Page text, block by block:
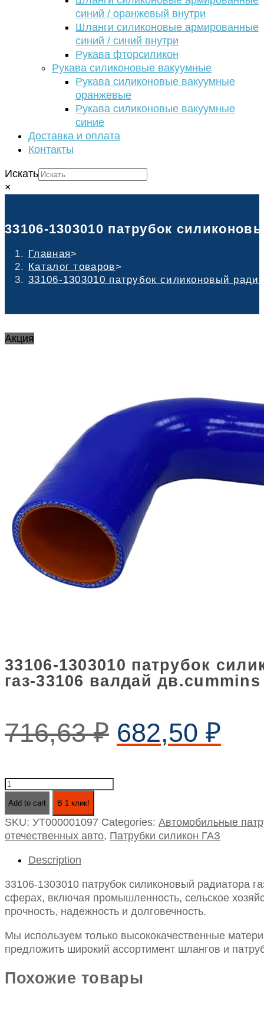
синий / оранжевый внутри
Шланги силиконовые армированные
синий / синий внутри
Рукава фторсиликон
Рукава силиконовые вакуумные
Рукава силиконовые вакуумные
оранжевые
Рукава силиконовые вакуумные
синие
Доставка и оплата
Контакты
Искать
×
33106-1303010 патрубок
Главная>
Каталог товаров>
33106-1303010 патрубок силиконовый
Акция
33106-1303010 патрубок
газ-33106 валдай
716,63₽ 682,50 ₽
33106-
силиконовый
радиатора
валдай
дв.cummins
3.8
подводящий
quantity
Add to cart В 1 клик!
SKU: УТ000001097 Categories: Автомобильные
отечественных авто, Патрубки силикон ГАЗ
Description
33106-1303010 патрубок силиконовый радиатора
сферах, включая промышленность, сельское
прочность, надежность и долговечность.
Мы используем только высококачественные
предложить широкий ассортимент шлангов и
Похожие товары